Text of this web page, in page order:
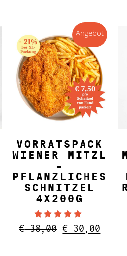
€ 14,00€
Angebot
IN DEN WARENKORB
VORRATSPACK
WIENER MITZL
–
PFLANZLICHES
SCHNITZEL
4X200G
Bewertet mit
4.90
€38,00 € 30,00